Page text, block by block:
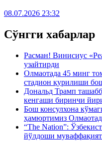
08.07.2026 23:32
Сўнгги хабарлар
Расман! Винисиус
узайтирди
Олмаотада 45 минг
стадион қурилиши
Дональд Трамп
кенгаши биринчи
Бош консулхона
ҳамюртимиз
“The Nation”:
йўлдоши